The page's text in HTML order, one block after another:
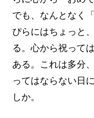
でも、なんとなく
ぴらにはちょっと
る。心から祝って
ある。これは多分
ってはならない日
しか。